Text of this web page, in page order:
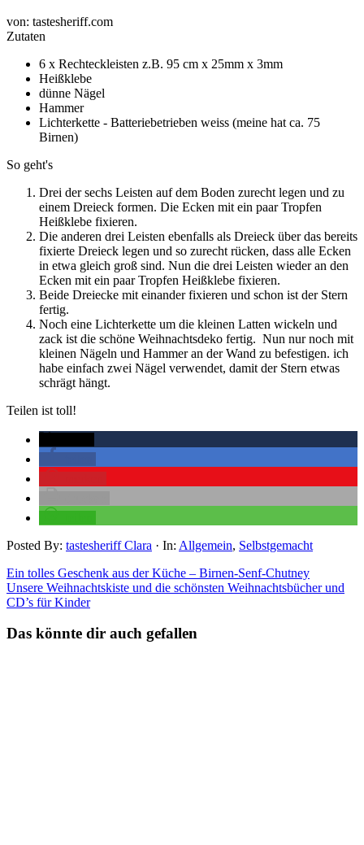
von: tastesheriff.com
Zutaten
6 x Rechteckleisten z.B. 95 cm x 25mm x 3mm
Heißklebe
dünne Nägel
Hammer
Lichterkette - Batteriebetrieben weiss (meine hat ca. 75
Birnen)
So geht's
Drei der sechs Leisten auf dem Boden zurecht legen und zu
einem Dreieck formen. Die Ecken mit ein paar Tropfen
Heißklebe fixieren.
Die anderen drei Leisten ebenfalls als Dreieck über das bereits
fixierte Dreieck legen und so zurecht rücken, dass alle Ecken
in etwa gleich groß sind. Nun die drei Leisten wieder an den
Ecken mit ein paar Tropfen Heißklebe fixieren.
Beide Dreiecke mit einander fixieren und schon ist der Stern
fertig.
Noch eine Lichterkette um die kleinen Latten wickeln und
zack ist die schöne Weihnachtsdeko fertig. Nun nur noch mit
kleinen Nägeln und Hammer an der Wand zu befestigen. ich
habe einfach zwei Nägel verwendet, damit der Stern etwas
schrägt hängt.
Teilen ist toll!
Posted By: tastesheriff Clara · In: Allgemein, Selbstgemacht
Ein tolles Geschenk aus der Küche – Birnen-Senf-Chutney
Unsere Weihnachtskiste und die schönsten Weihnachtsbücher und
CD’s für Kinder
Das könnte dir auch gefallen